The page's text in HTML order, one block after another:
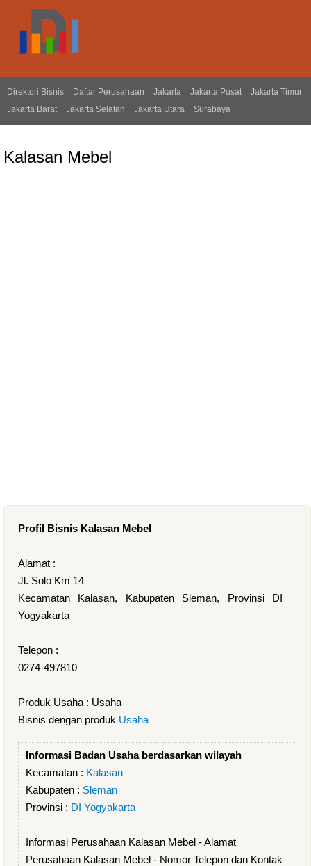
Direktori Bisnis Daftar Perusahaan Jakarta Jakarta Pusat
Jakarta Timur
Jakarta Barat
Jakarta Selatan Jakarta Utara Surabaya
Kalasan Mebel
Profil Bisnis Kalasan Mebel
Alamat :
Jl. Solo Km 14
Kecamatan Kalasan, Kabupaten Sleman, Provinsi DI
Yogyakarta
Telepon :
0274-497810
Produk Usaha : Usaha
Bisnis dengan produk Usaha
Informasi Badan Usaha berdasarkan wilayah
Kecamatan : Kalasan
Kabupaten : Sleman
Provinsi : DI Yogyakarta
Informasi Perusahaan Kalasan Mebel - Alamat
Perusahaan Kalasan Mebel - Nomor Telepon dan Kontak